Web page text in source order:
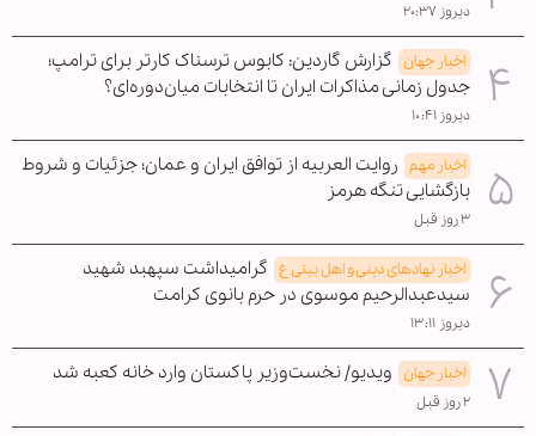
دیروز ۲۰:۳۷
اخبار جهان گزارش گاردین: کابوس ترسناک کارتر برای ترامپ؛
جدول زمانی مذاکرات ایران تا انتخابات میان‌دوره‌ای؟
دیروز ۱۰:۴۱
اخبار مهم روایت العربیه از توافق ایران و عمان؛ جزئیات و شروط
بازگشایی تنگه هرمز
۳ روز قبل
اخبار نهادهای دینی و اهل بیتی ع گرامیداشت سپهبد شهید
سیدعبدالرحیم موسوی در حرم بانوی کرامت
دیروز ۱۳:۱۱
اخبار جهان ویدیو/ نخست‌وزیر پاکستان وارد خانه کعبه شد
۲ روز قبل